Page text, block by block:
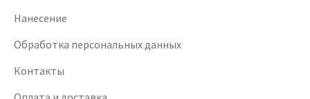
Нанесение
Обработка персональных данных
Контакты